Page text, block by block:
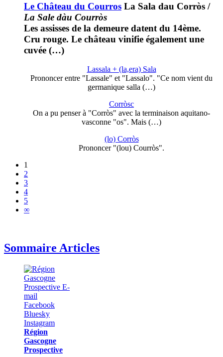
Le Château du Courros La Sala dau Corròs /
La Sale dàu Courròs
Les assisses de la demeure datent du 14ème.
Cru rouge. Le château vinifie également une
cuvée (…)
Lassala + (la,era) Sala
Prononcer entre "Lassale" et "Lassalo". "Ce nom vient du
germanique salla (…)
Corròsc
On a pu penser à "Corròs" avec la terminaison aquitano-
vasconne "os". Mais (…)
(lo) Corròs
Prononcer "(lou) Courròs".
1
2
3
4
5
∞
Sommaire Articles
Région
Gascogne
Prospective